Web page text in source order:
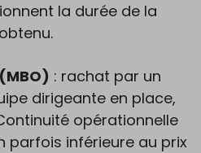
la durée de la
: rachat par un
dirigeante en place,
opérationnelle
parfois inférieure au prix